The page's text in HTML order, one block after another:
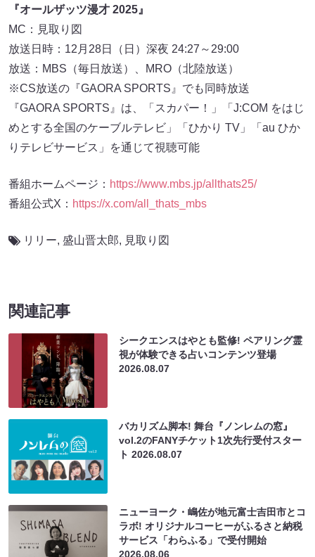
『オールザッツ漫才 2025』
MC：見取り図
放送日時：12月28日（日）深夜 24:27～29:00
放送：MBS（毎日放送）、MRO（北陸放送）
※CS放送の『GAORA SPORTS』でも同時放送
『GAORA SPORTS』は、「スカパー！」「J:COM をはじ
めとする全国のケーブルテレビ」「ひかり TV」「au ひか
りテレビサービス」を通じて視聴可能
番組ホームページ： https://www.mbs.jp/allthats25/
番組公式X： https://x.com/all_thats_mbs
リリー, 盛山晋太郎, 見取り図
関連記事
シークエンスはやとも監修! ペアリング霊
視が体験できる占いコンテンツ登場
2026.08.07
バカリズム脚本! 舞台『ノンレムの窓』
vol.2のFANYチケット1次先行受付スター
ト2026.08.07
ニューヨーク・嶋佐が地元富士吉田市とコ
ラボ! オリジナルコーヒーがふるさと納税
サービス「わらふる」で受付開始
2026.08.06